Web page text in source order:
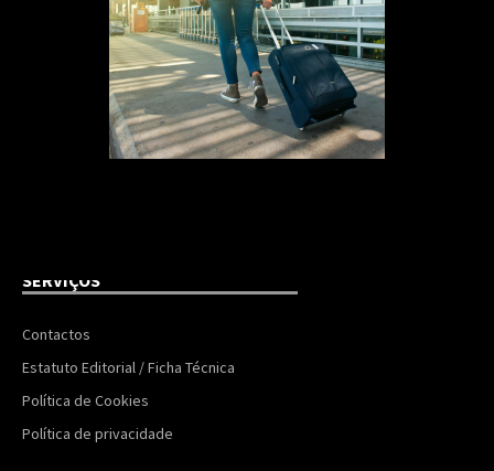
SERVIÇOS
Contactos
Estatuto Editorial / Ficha Técnica
Política de Cookies
Política de privacidade